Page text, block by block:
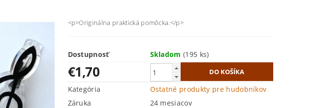
<p>Originálna praktická pomôcka.</p>
Dostupnosť Skladom(195 ks)
€1,70
Kategória
Ostatné produkty pre hudobníkov
Záruka
24 mesiacov